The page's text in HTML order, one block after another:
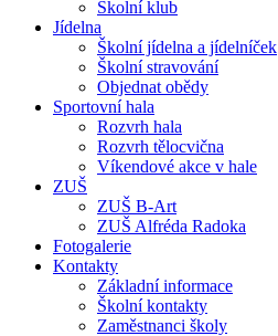
Školní klub
Jídelna
Školní jídelna a jídelníček
Školní stravování
Objednat obědy
Sportovní hala
Rozvrh hala
Rozvrh tělocvična
Víkendové akce v hale
ZUŠ
ZUŠ B-Art
ZUŠ Alfréda Radoka
Fotogalerie
Kontakty
Základní informace
Školní kontakty
Zaměstnanci školy